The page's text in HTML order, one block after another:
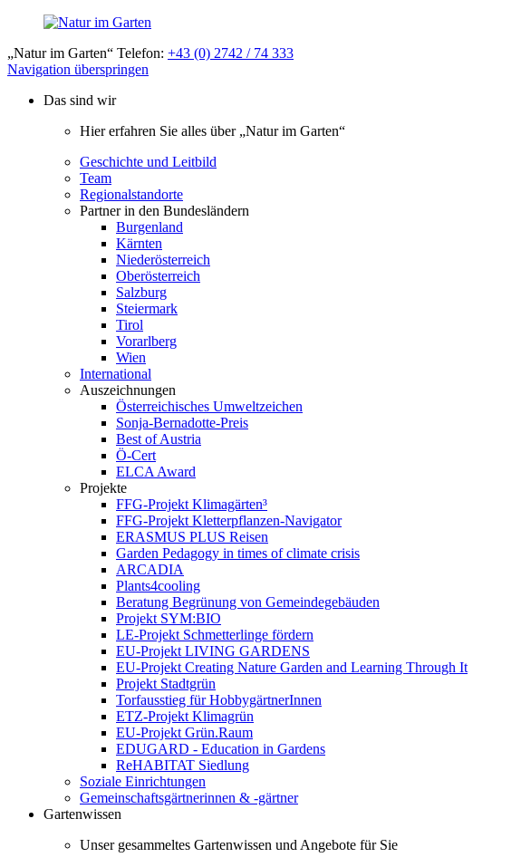
„Natur im Garten“ Telefon: +43 (0) 2742 / 74 333
Navigation überspringen
Das sind wir
Hier erfahren Sie alles über „Natur im Garten“
Geschichte und Leitbild
Team
Regionalstandorte
Partner in den Bundesländern
Burgenland
Kärnten
Niederösterreich
Oberösterreich
Salzburg
Steiermark
Tirol
Vorarlberg
Wien
International
Auszeichnungen
Österreichisches Umweltzeichen
Sonja-Bernadotte-Preis
Best of Austria
Ö-Cert
ELCA Award
Projekte
FFG-Projekt Klimagärten³
FFG-Projekt Kletterpflanzen-Navigator
ERASMUS PLUS Reisen
Garden Pedagogy in times of climate crisis
ARCADIA
Plants4cooling
Beratung Begrünung von Gemeindegebäuden
Projekt SYM:BIO
LE-Projekt Schmetterlinge fördern
EU-Projekt LIVING GARDENS
EU-Projekt Creating Nature Garden and Learning Through It
Projekt Stadtgrün
Torfausstieg für HobbygärtnerInnen
ETZ-Projekt Klimagrün
EU-Projekt Grün.Raum
EDUGARD - Education in Gardens
ReHABITAT Siedlung
Soziale Einrichtungen
Gemeinschaftsgärtnerinnen & -gärtner
Gartenwissen
Unser gesammeltes Gartenwissen und Angebote für Sie